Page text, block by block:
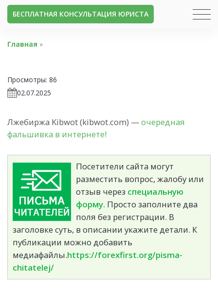
БЕСПЛАТНАЯ КОНСУЛЬТАЦИЯ ЮРИСТА
Главная »
Просмотры: 86
02.07.2025
Лжебиржа Kibwot (kibwot.com) —очередная
фальшивка в интернете!
Посетители сайта могут
разместить вопрос, жалобу или
отзыв через специальную
форму. Просто заполните два
поля без регистрации. В
заголовке суть, в описании укажите детали. К
публикации можно добавить
медиафайлы.https://forexfirst.org/pisma-
chitatelej/